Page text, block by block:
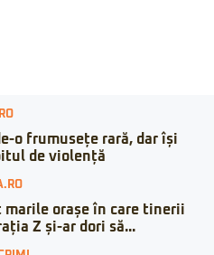
o frumusețe rară, dar își
de violență
marile orașe în care tinerii
Z și-ar dori să...